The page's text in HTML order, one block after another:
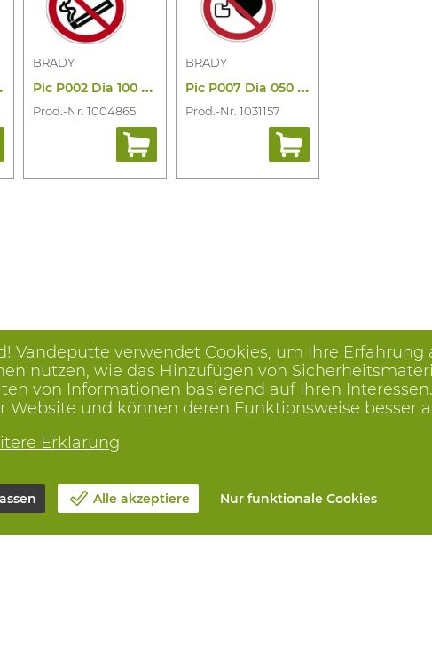
BRADY
P
ic P002 Dia 100 Pe 821996
Prod.-Nr. 1004865
BRADY
P
ic P007 Dia 050 Pe 822739
Prod.-Nr. 1031157
Vandeputte verwendet Cookies, um Ihre
nutzen, wie das Hinzufügen von
von Informationen basierend auf Ihren
Website und können deren Funktionsweise besser
Erklärung
Alle akzeptiere Nur funktionale Cookies